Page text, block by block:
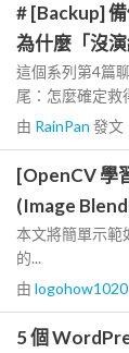
# [Backup]
為什麼「沒
這個系列第4篇
尾：怎麼確定救
由 RainPan 發文
[OpenCV 學
(Image
本文將簡單示範
的...
由 logohow1020
5 個